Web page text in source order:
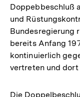
Doppebbeschluß
und
Bundesregierung
bereits Anfang
kontinuierlich
vertreten und
Die